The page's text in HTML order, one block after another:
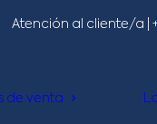
Atención al cliente/a​ |
de venta